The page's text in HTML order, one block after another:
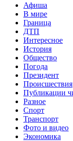
Афиша
В мире
Граница
ДТП
Интересное
История
Общество
Погода
Президент
Происшествия
Публикации
Разное
Спорт
Транспорт
Фото и видео
Экономика